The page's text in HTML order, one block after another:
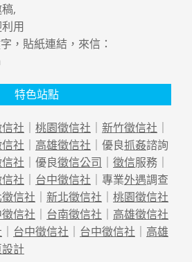
,
用
，貼紙連結，來信：
特色站點
社 桃園徵信社 新竹徵信社
社 高雄徵信社 ｜優良抓姦諮詢
社 ｜優良徵信公司 徵信服務｜
社 台中徵信社 ｜專業外遇調查
信社 新北徵信社
桃園徵信社
信社 台南徵信社
高雄徵信社
台中徵信社 台中徵信社
高雄
計